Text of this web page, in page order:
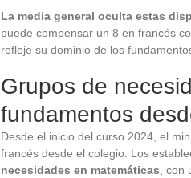
La media general oculta estas
puede compensar un 8 en francés
refleje su dominio de los
Grupos de
fundamentos
Desde el inicio del curso 2024, el
francés desde el colegio. Los
necesidades en matemáticas, con